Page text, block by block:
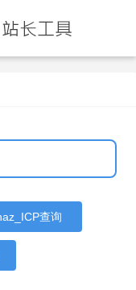
查询